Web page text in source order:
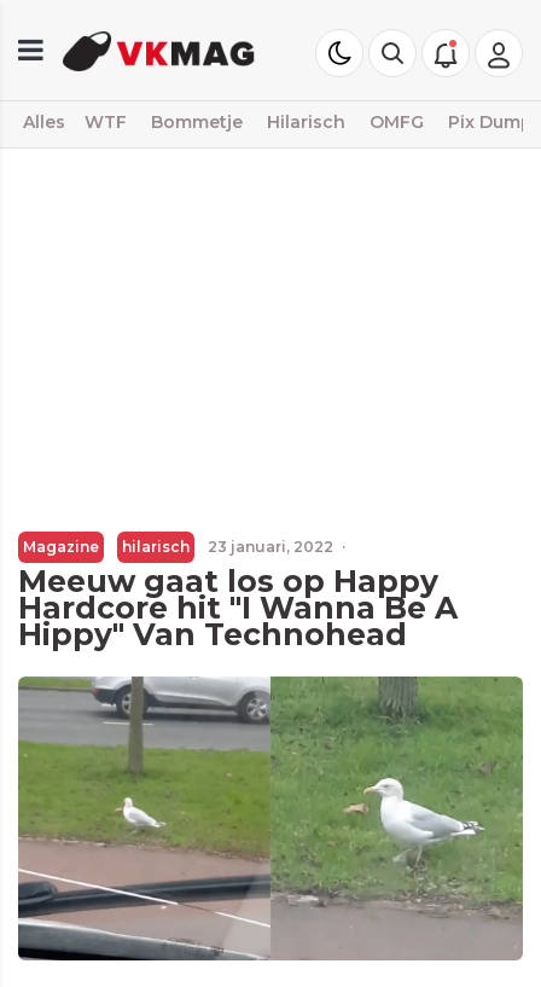
Alles WTF Bommetje Hilarisch OMFG Pix Dump
Magazine hilarisch 23 januari, 2022 ·
Meeuw gaat los op Happy
Hardcore hit "I Wanna Be A
Hippy" Van Technohead